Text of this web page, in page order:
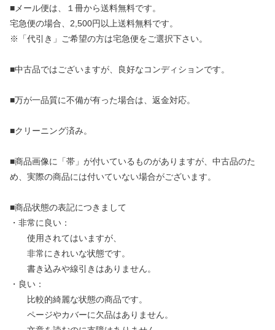
■メール便は、１冊から送料無料です。
宅急便の場合、2,500円以上送料無料です。
※「代引き」ご希望の方は宅急便をご選択下さい。
■中古品ではございますが、良好なコンディションです。
■万が一品質に不備が有った場合は、返金対応。
■クリーニング済み。
■商品画像に「帯」が付いているものがありますが、中古品のた
め、実際の商品には付いていない場合がございます。
■商品状態の表記につきまして
・非常に良い：
使用されてはいますが、
非常にきれいな状態です。
書き込みや線引きはありません。
・良い：
比較的綺麗な状態の商品です。
ページやカバーに欠品はありません。